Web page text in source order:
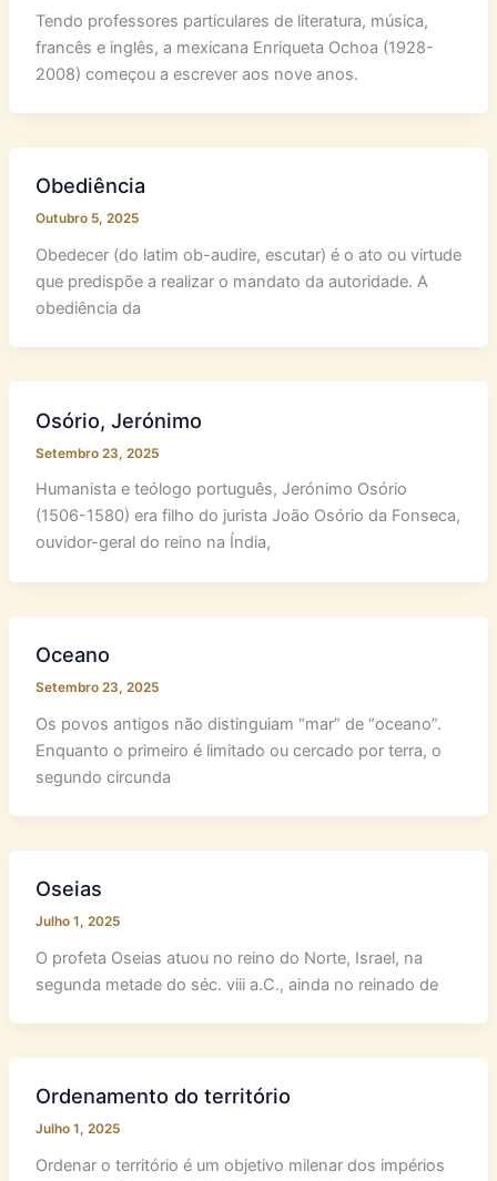
Tendo professores particulares de literatura, música,
francês e inglês, a mexicana Enriqueta Ochoa (1928-
2008) começou a escrever aos nove anos.
Obediência
Outubro 5, 2025
Obedecer (do latim ob-audire, escutar) é o ato ou virtude
que predispõe a realizar o mandato da autoridade. A
obediência da
Osório, Jerónimo
Setembro 23, 2025
Humanista e teólogo português, Jerónimo Osório
(1506-1580) era filho do jurista João Osório da Fonseca,
ouvidor-geral do reino na Índia,
Oceano
Setembro 23, 2025
Os povos antigos não distinguiam “mar” de “oceano”.
Enquanto o primeiro é limitado ou cercado por terra, o
segundo circunda
Oseias
Julho 1, 2025
O profeta Oseias atuou no reino do Norte, Israel, na
segunda metade do séc. viii a.C., ainda no reinado de
Ordenamento do território
Julho 1, 2025
Ordenar o território é um objetivo milenar dos impérios